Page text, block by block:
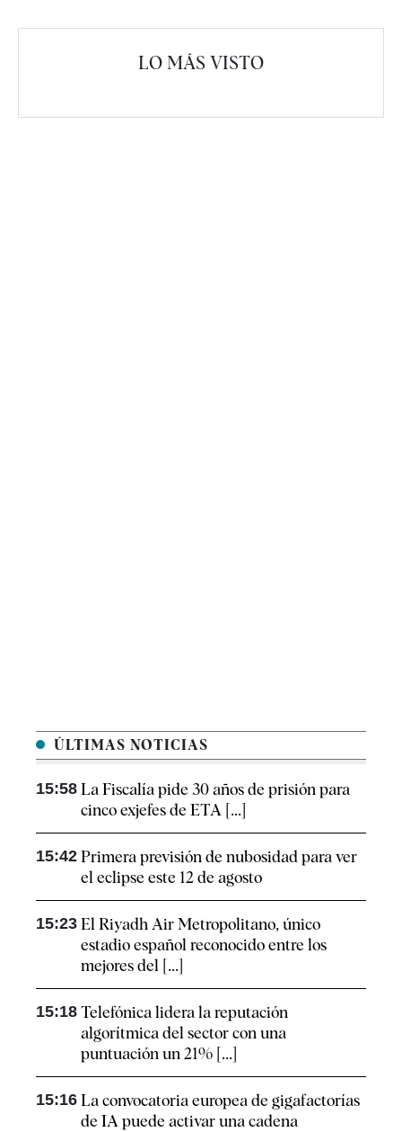
LO MÁS VISTO
ÚLTIMAS NOTICIAS
15:58 La Fiscalía pide 30 años de prisión para
cinco exjefes de ETA [...]
15:42 Primera previsión de nubosidad para ver
el eclipse este 12 de agosto
15:23 El Riyadh Air Metropolitano, único
estadio español reconocido entre los
mejores del [...]
15:18 Telefónica lidera la reputación
algorítmica del sector con una
puntuación un 21% [...]
15:16 La convocatoria europea de gigafactorías
de IA puede activar una cadena